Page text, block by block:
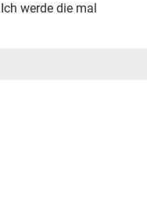
werde die mal